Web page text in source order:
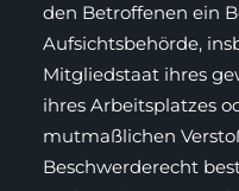
den Betroffenen ein
Aufsichtsbehörde,
Mitgliedstaat ihres
ihres Arbeitsplatzes
mutmaßlichen
Beschwerderecht